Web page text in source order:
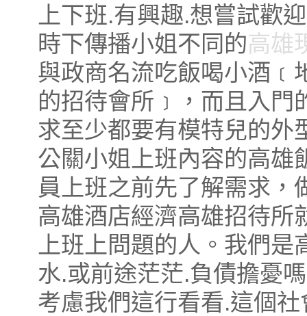
上下班.有興趣.想嘗試歡
時下傳播小姐不同的高雄
與政商名流吃飯喝小酒﹝
的招待會所﹞，而且入門
求至少都要有模特兒的外
公關小姐上班內容的高雄
員上班之前先了解需求，
高雄酒店經濟高雄招待所
上班上問題的人。我們
水.或前途茫茫.負債擔憂
考慮我們這行看看.這個社